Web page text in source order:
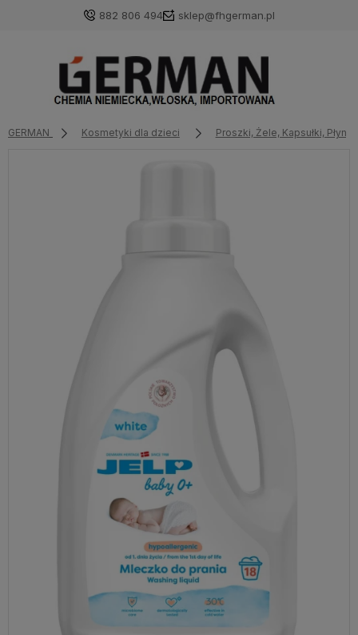
882 806 494 sklep@fhgerman.pl
GERMAN Kosmetyki dla dzieci Proszki, Żele, Kapsułki, Płyny